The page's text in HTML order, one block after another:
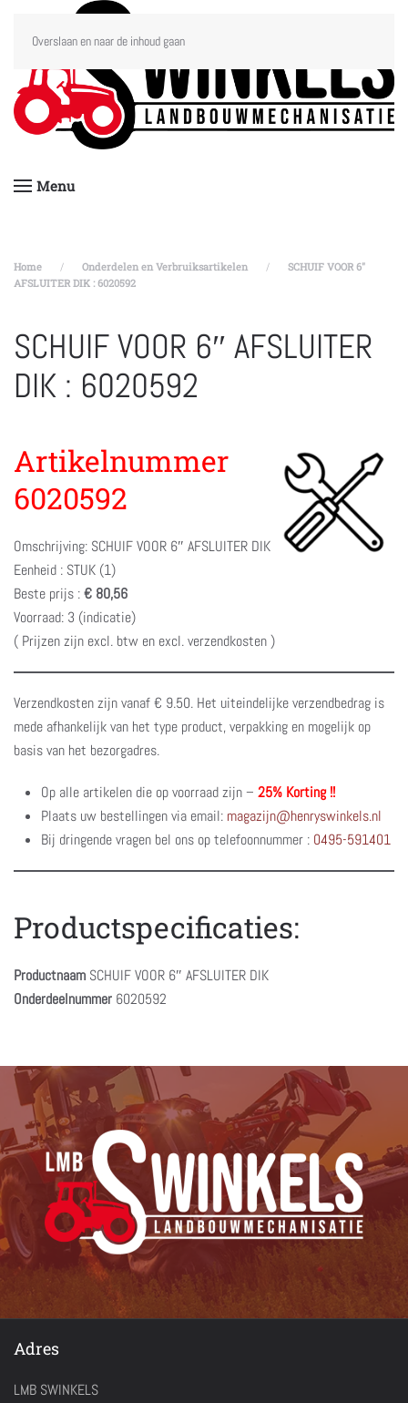
Overslaan en naar de inhoud gaan
Menu
Home Onderdelen en Verbruiksartikelen
SCHUIF VOOR 6″
AFSLUITER DIK : 6020592
SCHUIF VOOR 6″ AFSLUITER
DIK : 6020592
Artikelnummer
6020592
Omschrijving: SCHUIF VOOR 6″ AFSLUITER DIK
Eenheid : STUK (1)
Beste prijs :€ 80,56
Voorraad: 3 (indicatie)
( Prijzen zijn excl. btw en excl. verzendkosten )
Verzendkosten zijn vanaf € 9.50. Het uiteindelijke verzendbedrag is
mede afhankelijk van het type product, verpakking en mogelijk op
basis van het bezorgadres.
Op alle artikelen die op voorraad zijn – 25% Korting !!
Plaats uw bestellingen via email: magazijn@henryswinkels.nl
Bij dringende vragen bel ons op telefoonnummer : 0495-591401
Productspecificaties:
Productnaam SCHUIF VOOR 6″ AFSLUITER DIK
Onderdeelnummer 6020592
Adres
LMB SWINKELS